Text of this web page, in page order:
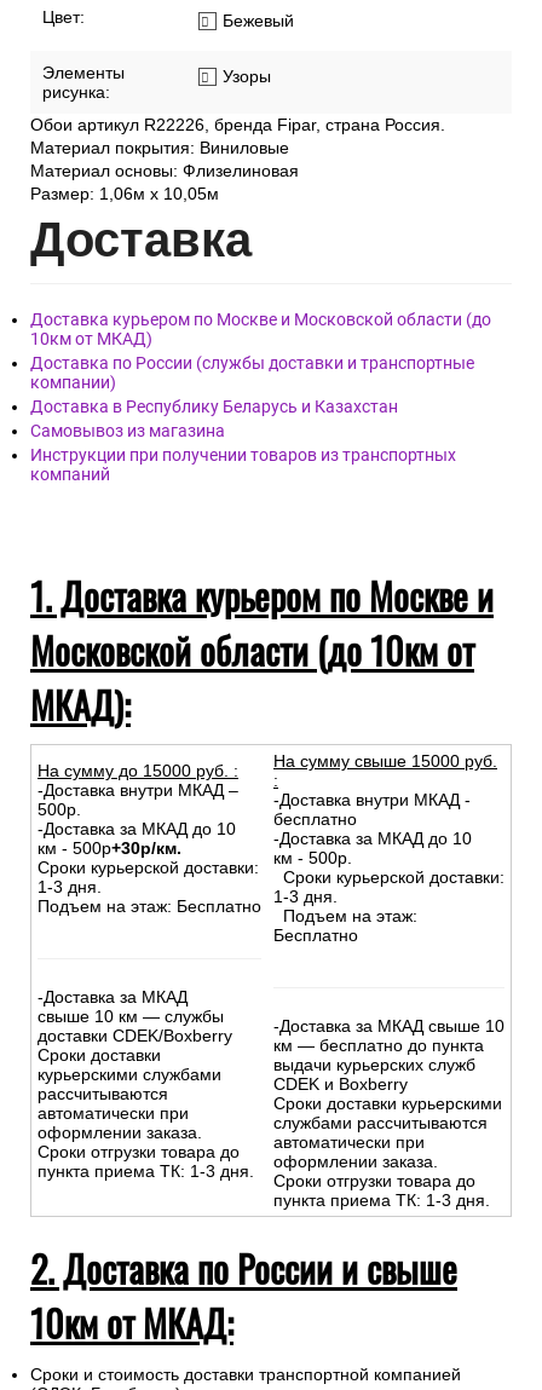
Цвет: Бежевый
Элементы
рисунка:
Узоры
Обои артикул R22226, бренда Fipar, страна Россия.
Материал покрытия: Виниловые
Материал основы: Флизелиновая
Размер: 1,06м х 10,05м
Доставка
Доставка курьером по Москве и Московской области (до
10км от МКАД)
Доставка по России (службы доставки и транспортные
компании)
Доставка в Республику Беларусь и Казахстан
Самовывоз из магазина
Инструкции при получении товаров из транспортных
компаний
1. Доставка курьером по Москве и
Московской области (до 10км от
МКАД):
На сумму до 15000 руб. :
-Доставка внутри МКАД –
500р.
-Доставка за МКАД до 10
км - 500р+30р/км.
Сроки курьерской доставки:
1-3 дня.
Подъем на этаж: Бесплатно
-Доставка за МКАД
свыше 10 км — службы
доставки CDEK/Boxberry
Сроки доставки
курьерскими службами
рассчитываются
автоматически при
оформлении заказа.
Сроки отгрузки товара до
пункта приема ТК: 1-3 дня.
На сумму свыше 15000 руб.
:
-Доставка внутри МКАД -
бесплатно
-Доставка за МКАД до 10
км - 500р.
Сроки курьерской доставки:
1-3 дня.
Подъем на этаж:
Бесплатно
-Доставка за МКАД свыше 10
км — бесплатно до пункта
выдачи курьерских служб
CDEK и Boxberry
Сроки доставки курьерскими
службами рассчитываются
автоматически при
оформлении заказа.
Сроки отгрузки товара до
пункта приема ТК: 1-3 дня.
2. Доставка по России и свыше
10км от МКАД:
Сроки и стоимость доставки транспортной компанией